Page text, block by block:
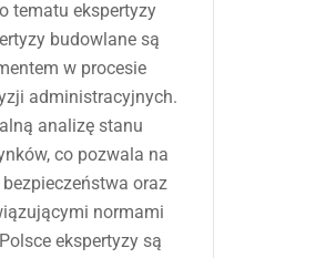
tematu ekspertyzy
budowlane są
w procesie
administracyjnych.
analizę stanu
co pozwala na
oraz
normami
ekspertyzy są